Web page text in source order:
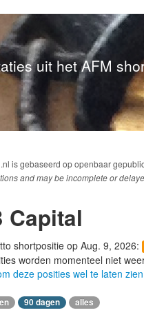
uit het AFM
is gebaseerd op openbaar
and may be incomplete or
Capital
shortpositie op Aug. 9, 2026:
worden momenteel niet
deze posities wel te laten zien
90 dagen alles